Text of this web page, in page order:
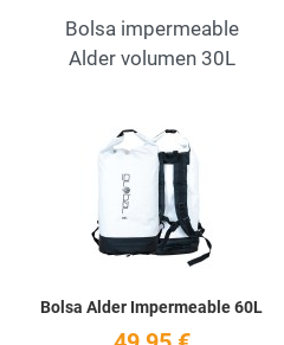
Bolsa impermeable
Alder volumen 30L
Add to Wishlist
Bolsa Alder Impermeable 60L